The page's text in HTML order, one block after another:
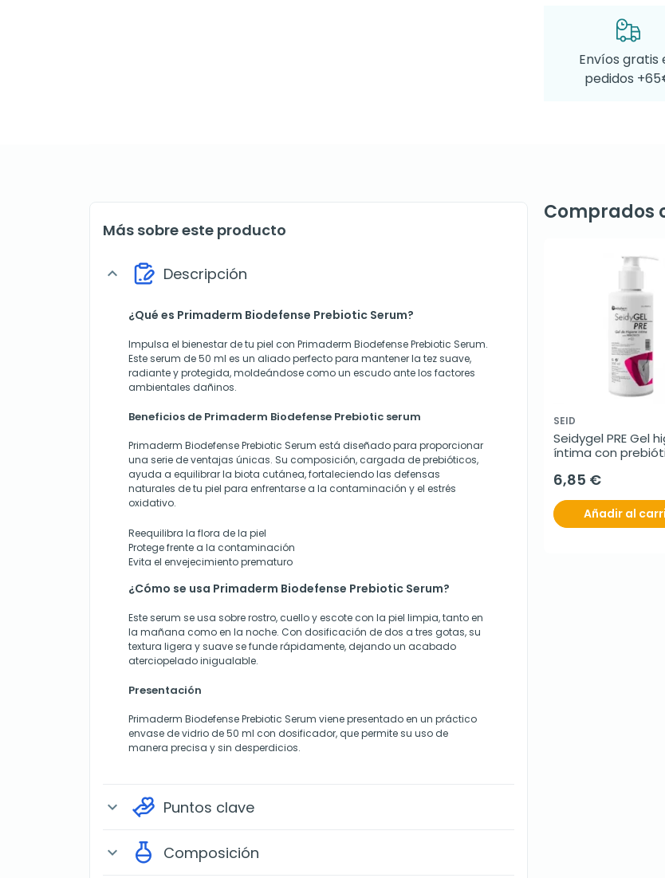
Envíos gratis
pedidos
Más sobre este producto
expand_more Descripción
¿Qué es Primaderm Biodefense Prebiotic Serum?
Impulsa el bienestar de tu piel con Primaderm Biodefense Prebiotic Serum.
Este serum de 50 ml es un aliado perfecto para mantener la tez suave,
radiante y protegida, moldeándose como un escudo ante los factores
ambientales dañinos.
Beneficios de Primaderm Biodefense Prebiotic serum
Primaderm Biodefense Prebiotic Serum está diseñado para proporcionar
una serie de ventajas únicas. Su composición, cargada de prebióticos,
ayuda a equilibrar la biota cutánea, fortaleciendo las defensas
naturales de tu piel para enfrentarse a la contaminación y el estrés
oxidativo.
Reequilibra la flora de la piel
Protege frente a la contaminación
Evita el envejecimiento prematuro
¿Cómo se usa Primaderm Biodefense Prebiotic Serum?
Este serum se usa sobre rostro, cuello y escote con la piel limpia, tanto en
la mañana como en la noche. Con dosificación de dos a tres gotas, su
textura ligera y suave se funde rápidamente, dejando un acabado
aterciopelado inigualable.
Presentación
Primaderm Biodefense Prebiotic Serum viene presentado en un práctico
envase de vidrio de 50 ml con dosificador, que permite su uso de
manera precisa y sin desperdicios.
expand_more Puntos clave
expand_more Composición
Comprados
SEID
Seidygel PRE Gel
íntima con
6,85 €
Añadir al